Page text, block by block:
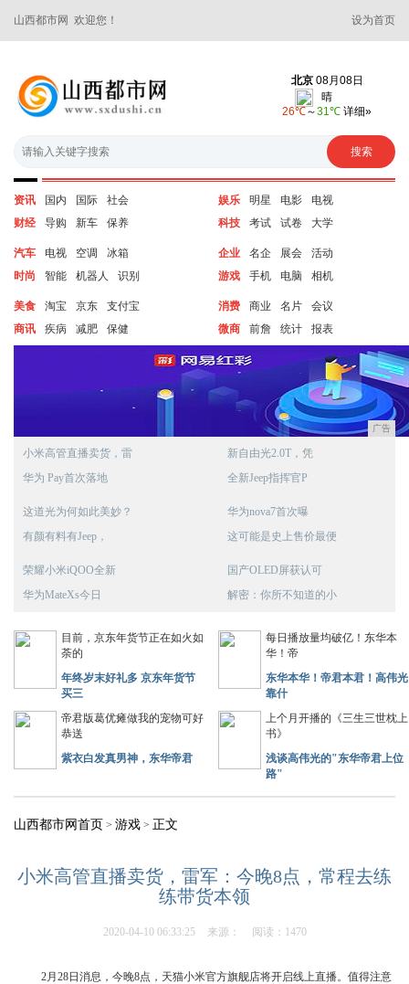
山西都市网 欢迎您！ 设为首页
资讯 国内 国际
社会
财经
导购 新车 保养
娱乐 明星 电影
电视
科技
考试 试卷 大学
汽车 电视 空调
冰箱
时尚
智能 机器人 识别
企业 名企 展会
活动
游戏
手机 电脑 相机
美食 淘宝 京东
支付宝
商讯
疾病 减肥 保健
消费 商业 名片
会议
微商
前詹 统计 报表
广告
小米高管直播卖货，雷
华为 Pay首次落地
新自由光2.0T，凭
全新Jeep指挥官P
这道光为何如此美妙？
有颜有料有Jeep，
华为nova7首次曝
这可能是史上售价最便
荣耀小米iQOO全新
华为MateXs今日
国产OLED屏获认可
解密：你所不知道的小
目前，京东年货节正在如火如
荼的
年终岁末好礼多 京东年货节
买三
每日播放量均破亿！东华本
华！帝
东华本华！帝君本君！高伟光
靠什
帝君版葛优瘫做我的宠物可好
恭送
紫衣白发真男神，东华帝君
上个月开播的《三生三世枕上
书》
浅谈高伟光的"东华帝君上位
路"
山西都市网首页 > 游戏 > 正文
小米高管直播卖货，雷军：今晚8点，常程去练
练带货本领
2020-04-10 06:33:25 来源： 阅读：1470
2月28日消息，今晚8点，天猫小米官方旗舰店将开启线上直播。值得注意